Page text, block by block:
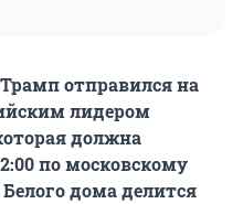
отправился на
лидером
должна
по московскому
дома делится